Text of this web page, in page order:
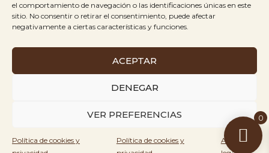
el comportamiento de navegación o las identificaciones únicas en este
sitio. No consentir o retirar el consentimiento, puede afectar
negativamente a ciertas características y funciones.
ACEPTAR
DENEGAR
VER PREFERENCIAS
Política de cookies y
Política de cookies y
Aviso
Aviso legal
Creado
Agency
0